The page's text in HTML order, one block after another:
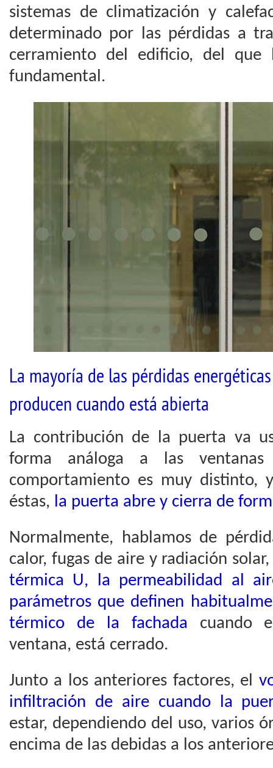
sistemas de climatización y
determinado por las pérdidas a
cerramiento del edificio, del
fundamental.
La mayoría de las pérdidas
producen cuando está abierta
La contribución de la puerta va
forma análoga a las
comportamiento es muy distinto,
éstas, la puerta abre y cierra de
Normalmente, hablamos de
calor, fugas de aire y radiación
térmica U, la permeabilidad al
parámetros que definen
térmico de la fachada cuando
ventana, está cerrado.
Junto a los anteriores factores, el
infiltración de aire cuando la
estar, dependiendo del uso, varios
encima de las debidas a los